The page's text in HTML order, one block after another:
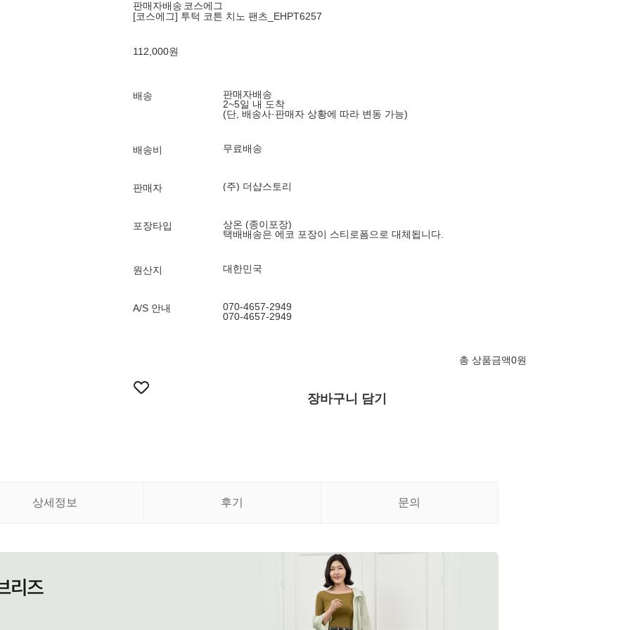
판매자배송 코스에그
[코스에그] 투턱 코튼 치노 팬츠_EHPT6257
112,000원
배송
판매자배송
2~5일 내 도착
(단, 배송사·판매자 상황에 따라 변동 가능)
배송비 무료배송
판매자 (주) 더샵스토리
포장타입
상온 (종이포장)
택배배송은 에코 포장이 스티로폼으로 대체됩니다.
원산지 대한민국
A/S 안내
070-4657-2949
070-4657-2949
총 상품금액0원
장바구니 담기
상세정보 후기 문의